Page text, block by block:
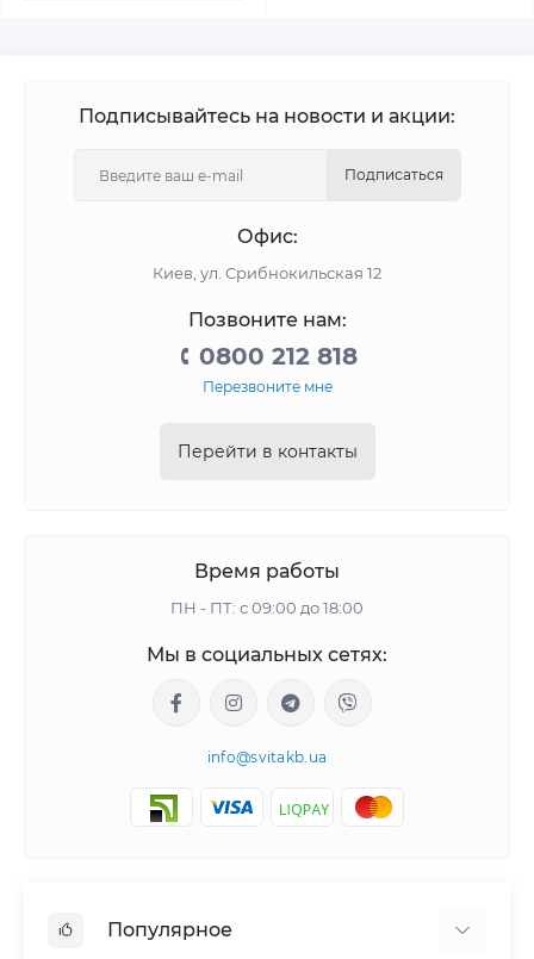
Подписывайтесь на новости и акции:
Подписаться
Офис:
Киев, ул. Срибнокильская 12
Позвоните нам:
0800 212 818
Перезвоните мне
Перейти в контакты
Время работы
ПН - ПТ: с 09:00 до 18:00
Мы в социальных сетях:
info@svitakb.ua
Популярное